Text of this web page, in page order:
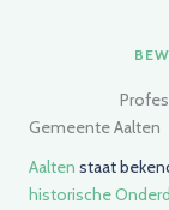
Gemeente Aalten
Aalten staat
historische